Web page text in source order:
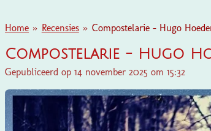
Home » Recensies » Compostelarie - Hugo
Compostelarie - Hugo
Gepubliceerd op 14 november 2025 om 15:32